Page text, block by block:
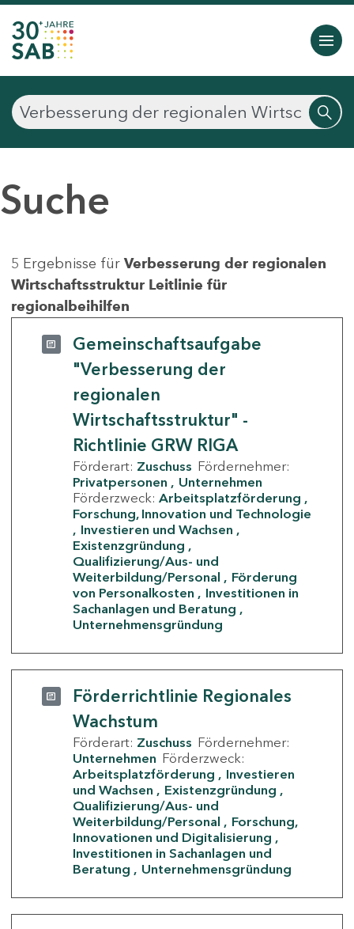
Suche
5 Ergebnisse für Verbesserung der regionalen
Wirtschaftsstruktur Leitlinie für
regionalbeihilfen
Gemeinschaftsaufgabe
"Verbesserung der
regionalen
Wirtschaftsstruktur" -
Richtlinie GRW RIGA
Förderart: Zuschuss Fördernehmer:
Privatpersonen
Unternehmen
Förderzweck: Arbeitsplatzförderung
Forschung, Innovation und Technologie
Investieren und Wachsen
Existenzgründung
Qualifizierung/Aus- und
Weiterbildung/Personal
Förderung
von Personalkosten
Investitionen in
Sachanlagen und Beratung
Unternehmensgründung
Förderrichtlinie Regionales
Wachstum
Förderart: Zuschuss Fördernehmer:
Unternehmen Förderzweck:
Arbeitsplatzförderung
Investieren
und Wachsen
Existenzgründung
Qualifizierung/Aus- und
Weiterbildung/Personal
Forschung,
Innovationen und Digitalisierung
Investitionen in Sachanlagen und
Beratung
Unternehmensgründung